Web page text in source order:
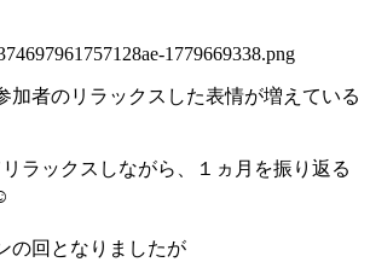
加者のリラックスした表情が増えている
ラックスしながら、１ヵ月を振り返る
の回となりましたが